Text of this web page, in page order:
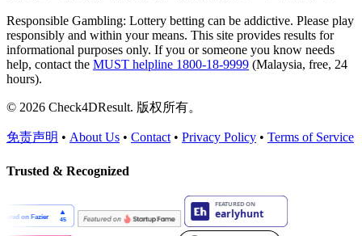
Responsible Gambling: Lottery betting can be addictive. Please play
responsibly and within your means. This site provides results for
informational purposes only. If you or someone you know needs
help, contact the MUST helpline 1800-18-9999 (Malaysia, free, 24
hours).
© 2026 Check4DResult. 版权所有。
免责声明 • About Us • Contact • Privacy Policy • Terms of Service
Trusted & Recognized